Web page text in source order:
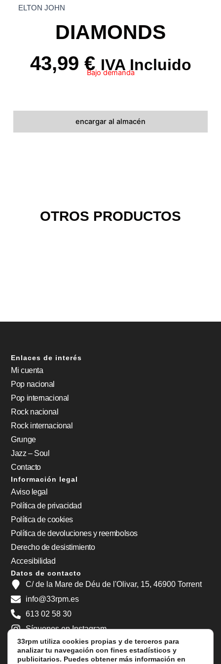
encargar al almacén
ELTON JOHN
DIAMONDS
43,99 € IVA Incluido
Bajo demanda
OTROS PRODUCTOS
Enlaces de interés
Mi cuenta
Pop nacional
Pop internacional
Rock nacional
Rock internacional
Grunge
Jazz – Soul
Contacto
Información legal
Aviso legal
Política de privacidad
Política de cookies
Política de devoluciones y reembolsos
Derecho de desistimiento
Accesibilidad
Datos de contacto
C/ de la Mare de Déu de l'Olivar, 15, 46900 Torrent
info@33rpm.es
613 02 58 30
Síguenos en Instagram
Síguenos en Facebook
Agradecimientos
33rpm utiliza cookies propias y de terceros para
analizar tu navegación con fines estadísticos y
publicitarios. Puedes obtener más información en